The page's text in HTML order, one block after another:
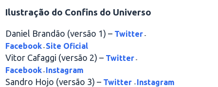
Ilustração do Confins do Universo
Daniel Brandão (versão 1) – Twitter -
Facebook - Site Oficial
Vitor Cafaggi (versão 2) – Twitter -
Facebook - Instagram
Sandro Hojo (versão 3) – Twitter - Instagram